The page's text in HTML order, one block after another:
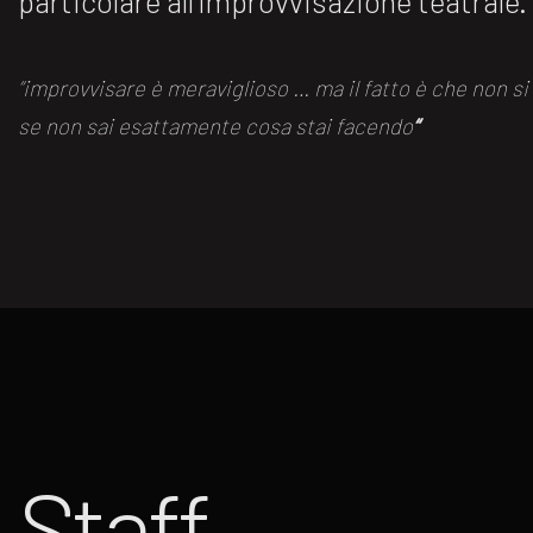
“improvvisare è meraviglioso … ma il fatto è che non
se non sai esattamente cosa stai facendo“